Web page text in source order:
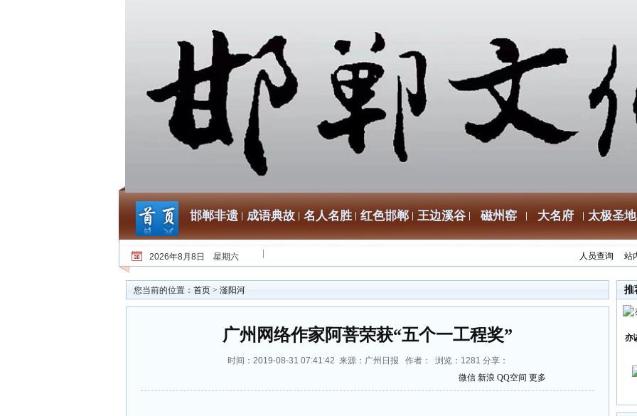
邯郸非遗 成语典故 名人名胜 红色邯郸 王边溪谷 磁州窑 大名府 太极圣地
2026年8月8日 星期六 人员查询 站
您当前的位置： 首页 > 滏阳河
广州网络作家阿菩荣获“五个一工程奖”
时间：2019-08-31 07:41:42 来源：广州日报 作者： 浏览： 1281 分享：
微信 新浪 QQ空间 更多
推
亦